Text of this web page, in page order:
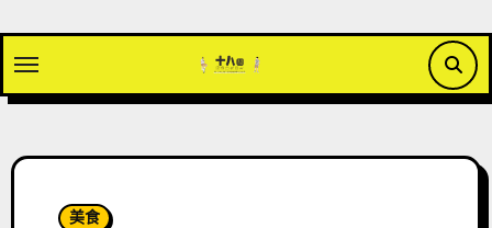
content
美食